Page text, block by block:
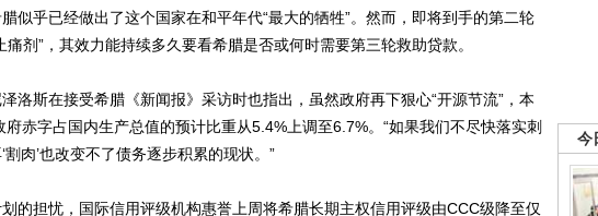
今
乎已经做出了这个国家在和平年代“最大的牺牲”。然而，即将到手的第二轮
痛剂”，其效力能持续多久要看希腊是否或何时需要第三轮救助贷款。
斯在接受希腊《新闻报》采访时也指出，虽然政府再下狠心“开源节流”，本
赤字占国内生产总值的预计比重从5.4%上调至6.7%。“如果我们不尽快落实刺
肉’也改变不了债务逐步积累的现状。”
担忧，国际信用评级机构惠誉上周将希腊长期主权信用评级由CCC级降至仅